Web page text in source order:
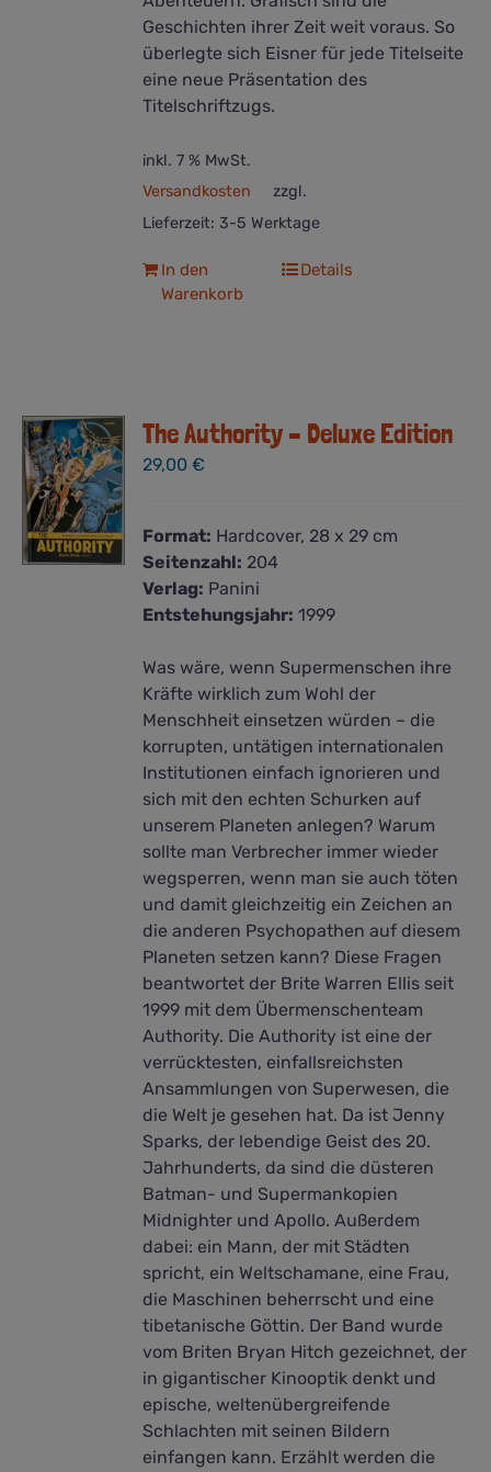
Geschichten ihrer Zeit weit voraus. So
überlegte sich Eisner für jede Titelseite
eine neue Präsentation des
Titelschriftzugs.
inkl. 7 % MwSt.
zzgl.
Versandkosten
Lieferzeit: 3-5 Werktage
In den
Warenkorb
Details
The Authority – Deluxe Edition
29,00€
Format: Hardcover, 28 x 29 cm
Seitenzahl: 204
Verlag: Panini
Entstehungsjahr: 1999
Was wäre, wenn Supermenschen ihre
Kräfte wirklich zum Wohl der
Menschheit einsetzen würden – die
korrupten, untätigen internationalen
Institutionen einfach ignorieren und
sich mit den echten Schurken auf
unserem Planeten anlegen? Warum
sollte man Verbrecher immer wieder
wegsperren, wenn man sie auch töten
und damit gleichzeitig ein Zeichen an
die anderen Psychopathen auf diesem
Planeten setzen kann? Diese Fragen
beantwortet der Brite Warren Ellis seit
1999 mit dem Übermenschenteam
Authority. Die Authority ist eine der
verrücktesten, einfallsreichsten
Ansammlungen von Superwesen, die
die Welt je gesehen hat. Da ist Jenny
Sparks, der lebendige Geist des 20.
Jahrhunderts, da sind die düsteren
Batman- und Supermankopien
Midnighter und Apollo. Außerdem
dabei: ein Mann, der mit Städten
spricht, ein Weltschamane, eine Frau,
die Maschinen beherrscht und eine
tibetanische Göttin. Der Band wurde
vom Briten Bryan Hitch gezeichnet, der
in gigantischer Kinooptik denkt und
epische, weltenübergreifende
Schlachten mit seinen Bildern
einfangen kann. Erzählt werden die